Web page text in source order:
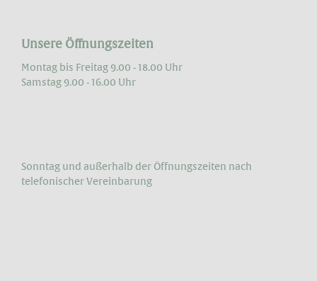
Unsere Öffnungszeiten
Montag bis Freitag 9.00 - 18.00 Uhr
Samstag 9.00 - 16.00 Uhr
Sonntag und außerhalb der Öffnungs­zeiten nach
telefonischer Vereinbarung